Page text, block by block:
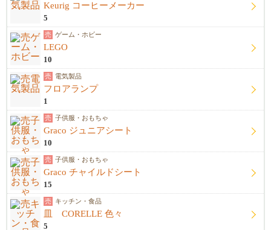
Keurig コーヒーメーカー
5
売 ゲーム・ホビー
LEGO
10
売 電気製品
フロアランプ
1
売 子供服・おもちゃ
Graco ジュニアシート
10
売 子供服・おもちゃ
Graco チャイルドシート
15
売 キッチン・食品
皿 CORELLE 色々
5